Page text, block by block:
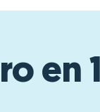
claras
rápida,
en 1